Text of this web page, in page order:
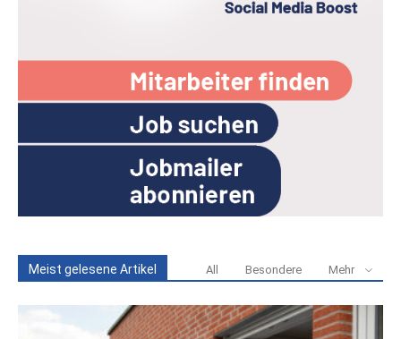
Meist gelesene Artikel All Besondere Mehr